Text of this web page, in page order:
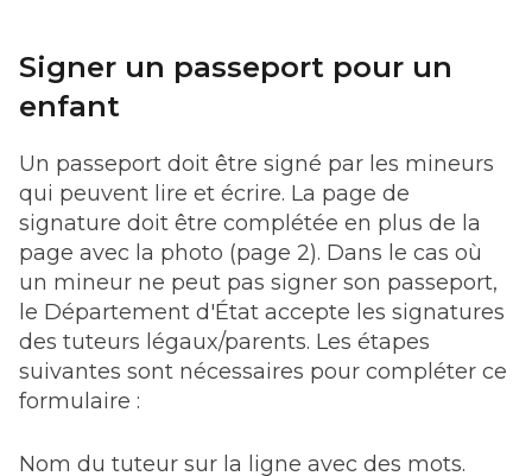
Signer un passeport pour un
enfant
Un passeport doit être signé par les mineurs
qui peuvent lire et écrire. La page de
signature doit être complétée en plus de la
page avec la photo (page 2). Dans le cas où
un mineur ne peut pas signer son passeport,
le Département d'État accepte les signatures
des tuteurs légaux/parents. Les étapes
suivantes sont nécessaires pour compléter ce
formulaire :
Nom du tuteur sur la ligne avec des mots.